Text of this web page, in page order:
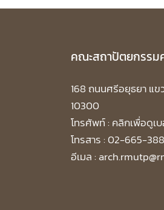
คณะสถาปัตยกรรม
168 ถนนศรีอยุธยา แ
10300
โทรศัพท์ : คลิกเพื่อดูเ
โทรสาร : 02-665-
อีเมล :